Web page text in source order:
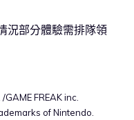
況部分體驗需排隊領
FREAK inc.
of Nintendo.